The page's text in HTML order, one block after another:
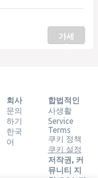
가세
요
회사
문의
하기
한국
어
합법적인
사생활
Service
Terms
쿠키 정책
쿠키 설정
저작권, 커
뮤니티 지